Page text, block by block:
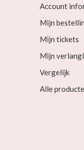
Account
Mijn
Mijn tickets
Mijn
Vergelijk
Alle